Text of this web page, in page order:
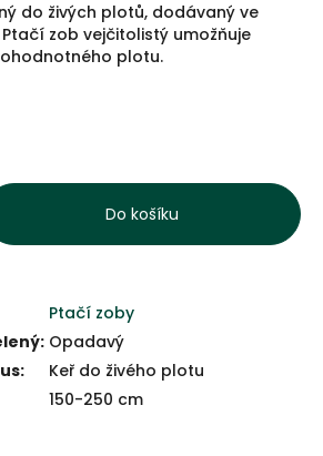
Do košíku
do živých plotů, dodávaný ve
Ptačí zob vejčitolistý umožňuje
plotu.
Ptačí zoby
: Opadavý
:
Keř do živého plotu
150-250 cm